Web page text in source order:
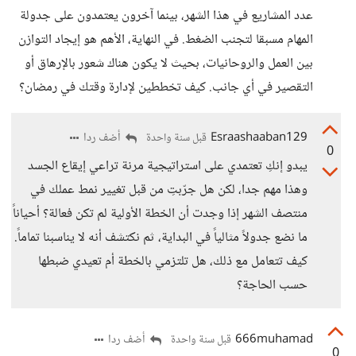
عدد المشاريع في هذا الشهر، بينما آخرون يعتمدون على جدولة
المهام مسبقا لتجنب الضغط. في النهاية، الأهم هو إيجاد التوازن
بين العمل والروحانيات، بحيث لا يكون هناك شعور بالإرهاق أو
التقصير في أي جانب. كيف تخططين لإدارة وقتك في رمضان؟
0
Esraashaaban129 قبل سنة واحدة أضف ردا
يبدو إنكِ تعتمدي على استراتيجية مرنة تراعي إيقاع الجسد
وهذا مهم جدا، لكن هل جرّبتِ من قبل تغيير نمط عملك في
منتصف الشهر إذا وجدت أن الخطة الأولية لم تكن فعالة؟ أحياناً
ما نضع جدولاً مثالياً في البداية، ثم نكتشف أنه لا يناسبنا تماماً.
كيف تتعامل مع ذلك، هل تلتزمي بالخطة أم تعيدي ضبطها
حسب الحاجة؟
666muhamad قبل سنة واحدة أضف ردا